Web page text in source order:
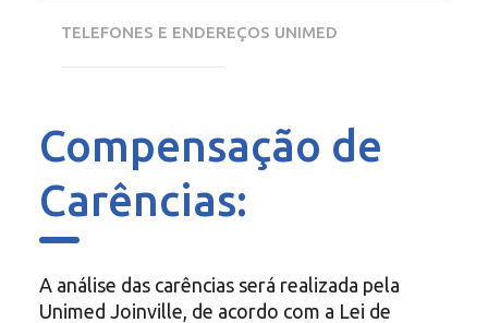
TELEFONES E ENDEREÇOS UNIMED
Compensação de
Carências:
A análise das carências será realizada pela
Unimed Joinville, de acordo com a Lei de